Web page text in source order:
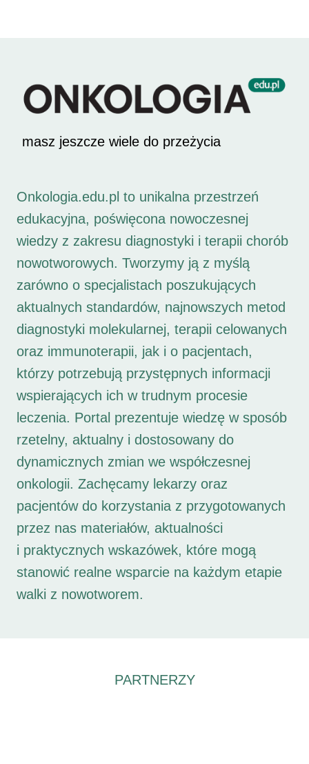
masz jeszcze wiele do przeżycia
Onkologia.edu.pl to unikalna przestrzeń
edukacyjna, poświęcona nowoczesnej
wiedzy z zakresu diagnostyki i terapii chorób
nowotworowych. Tworzymy ją z myślą
zarówno o specjalistach poszukujących
aktualnych standardów, najnowszych metod
diagnostyki molekularnej, terapii celowanych
oraz immunoterapii, jak i o pacjentach,
którzy potrzebują przystępnych informacji
wspierających ich w trudnym procesie
leczenia. Portal prezentuje wiedzę w sposób
rzetelny, aktualny i dostosowany do
dynamicznych zmian we współczesnej
onkologii. Zachęcamy lekarzy oraz
pacjentów do korzystania z przygotowanych
przez nas materiałów, aktualności
i praktycznych wskazówek, które mogą
stanowić realne wsparcie na każdym etapie
walki z nowotworem.
PARTNERZY